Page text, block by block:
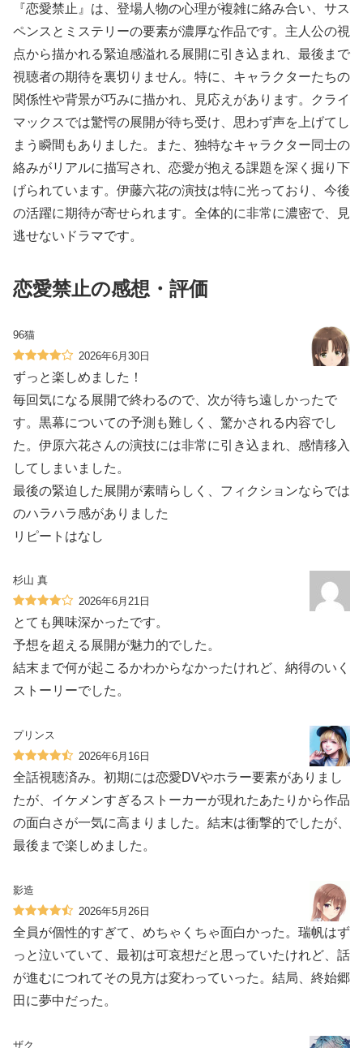
『恋愛禁止』は、登場人物の心理が複雑に絡み合い、サス
ペンスとミステリーの要素が濃厚な作品です。主人公の視
点から描かれる緊迫感溢れる展開に引き込まれ、最後まで
視聴者の期待を裏切りません。特に、キャラクターたちの
関係性や背景が巧みに描かれ、見応えがあります。クライ
マックスでは驚愕の展開が待ち受け、思わず声を上げてし
まう瞬間もありました。また、独特なキャラクター同士の
絡みがリアルに描写され、恋愛が抱える課題を深く掘り下
げられています。伊藤六花の演技は特に光っており、今後
の活躍に期待が寄せられます。全体的に非常に濃密で、見
逃せないドラマです。
恋愛禁止の感想・評価
96猫
2026年6月30日
ずっと楽しめました！
毎回気になる展開で終わるので、次が待ち遠しかったで
す。黒幕についての予測も難しく、驚かされる内容でし
た。伊原六花さんの演技には非常に引き込まれ、感情移入
してしまいました。
最後の緊迫した展開が素晴らしく、フィクションならでは
のハラハラ感がありました️
リピートはなし
杉山 真
2026年6月21日
とても興味深かったです。
予想を超える展開が魅力的でした。
結末まで何が起こるかわからなかったけれど、納得のいく
ストーリーでした。
プリンス
2026年6月16日
全話視聴済み。初期には恋愛DVやホラー要素がありまし
たが、イケメンすぎるストーカーが現れたあたりから作品
の面白さが一気に高まりました。結末は衝撃的でしたが、
最後まで楽しめました。
影造
2026年5月26日
全員が個性的すぎて、めちゃくちゃ面白かった。瑞帆はず
っと泣いていて、最初は可哀想だと思っていたけれど、話
が進むにつれてその見方は変わっていった。結局、終始郷
田に夢中だった。
ザク